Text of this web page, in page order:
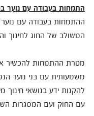
התמחות בעבודה עם נוער
ההתמחות בעבודה עם נוער
המשולב של החוג לחינוך
מטרת ההתמחות להכשיר
משמעותית עם בני נוער
להקנות ידע בנושאי חינוך
עם החוק ועם המסגרות